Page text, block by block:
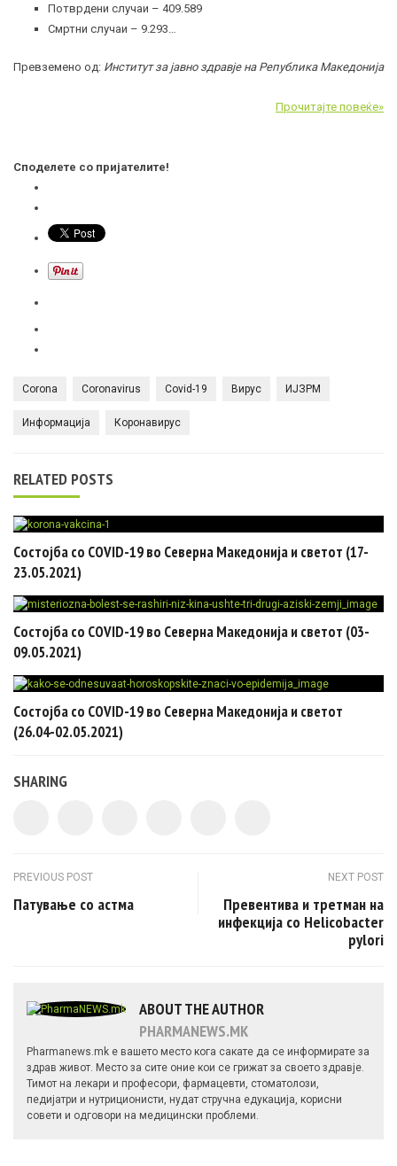
Потврдени случаи – 409.589
Смртни случаи – 9.293…
Превземено од: Институт за јавно здравје на Република Македонија
Прочитајте повеќе»
Споделете со пријателите!
Corona Coronavirus Covid-19 Вирус ИЈЗРМ
Информација Коронавирус
RELATED POSTS
Состојба со COVID-19 во Северна Македонија и светот (17-
23.05.2021)
Состојба со COVID-19 во Северна Македонија и светот (03-
09.05.2021)
Состојба со COVID-19 во Северна Македонија и светот
(26.04-02.05.2021)
SHARING
Post navigation
PREVIOUS POST
Патување со астма
NEXT POST
Превентива и третман на
инфекција со Helicobacter
pylori
ABOUT THE AUTHOR
PHARMANEWS.MK
Pharmanews.mk е вашето место кога сакате да се информирате за
здрав живот. Место за сите оние кои се грижат за своето здравје.
Тимот на лекари и професори, фармацевти, стоматолози,
педијатри и нутриционисти, нудат стручна едукација, корисни
совети и одговори на медицински проблеми.